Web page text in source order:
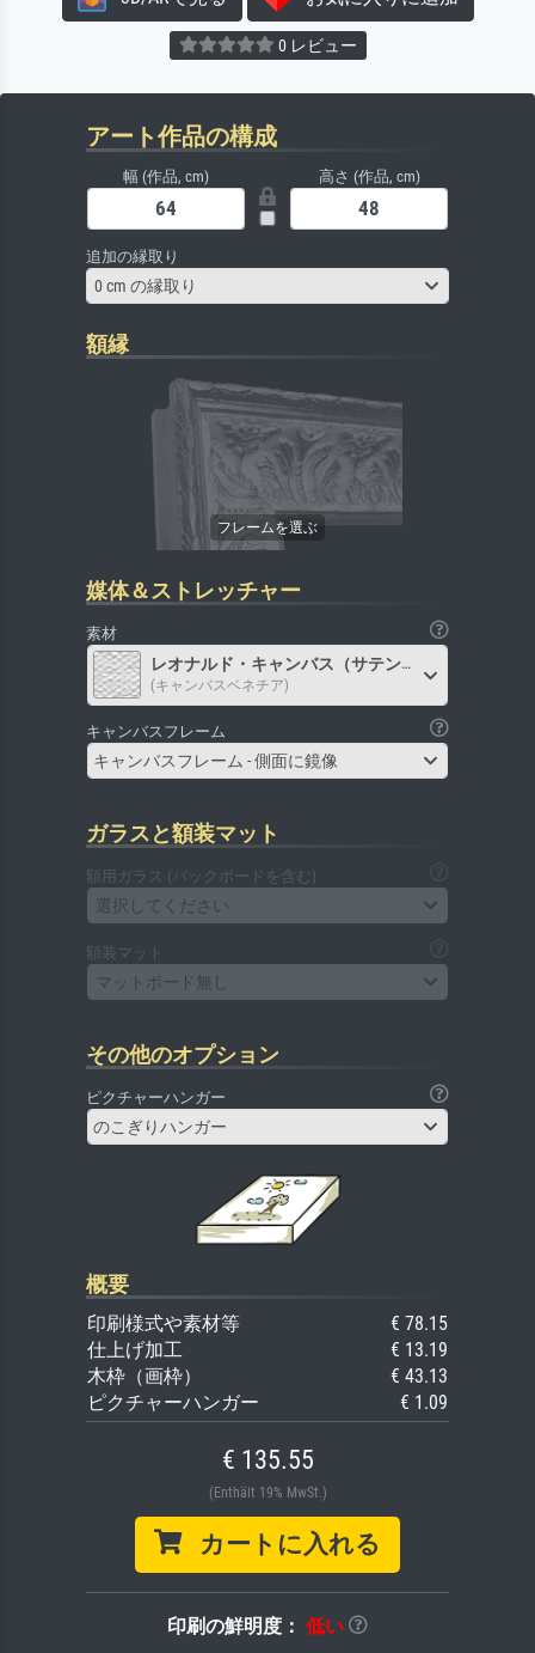
0 レビュー
アート作品の構成
幅 (作品, cm) 高さ (作品, cm)
追加の縁取り
0 cm の縁取り
額縁
媒体＆ストレッチャー
素材
レオナルド・キャンバス（サテン）
(キャンバスベネチア)
キャンバスフレーム
キャンバスフレーム - 側面に鏡像
ガラスと額装マット
額用ガラス (バックボードを含む)
選択してください
額装マット
マットボード無し
その他のオプション
ピクチャーハンガー
のこぎりハンガー
概要
印刷様式や素材等
€ 78.15
仕上げ加工
€ 13.19
木枠（画枠）
€ 43.13
ピクチャーハンガー
€ 1.09
€ 135.55
(Enthält 19% MwSt.)
カートに入れる
印刷の鮮明度： 低い